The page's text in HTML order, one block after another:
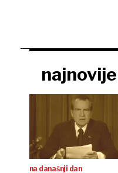
najnovije
na današnji dan